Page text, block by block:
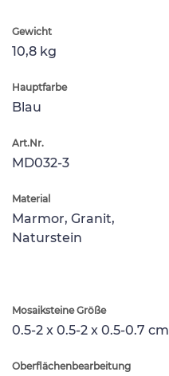
Gewicht
10,8 kg
Hauptfarbe
Blau
Art.Nr.
MD032-3
Material
Marmor, Granit,
Naturstein
Mosaiksteine Größe
0.5-2 x 0.5-2 x 0.5-0.7 cm
Oberflächenbearbeitung